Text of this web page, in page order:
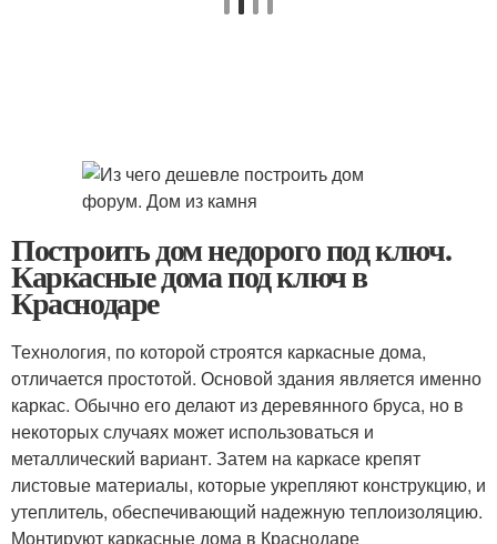
Построить дом недорого под ключ.
Каркасные дома под ключ в
Краснодаре
Технология, по которой строятся каркасные дома,
отличается простотой. Основой здания является именно
каркас. Обычно его делают из деревянного бруса, но в
некоторых случаях может использоваться и
металлический вариант. Затем на каркасе крепят
листовые материалы, которые укрепляют конструкцию, и
утеплитель, обеспечивающий надежную теплоизоляцию.
Монтируют каркасные дома в Краснодаре